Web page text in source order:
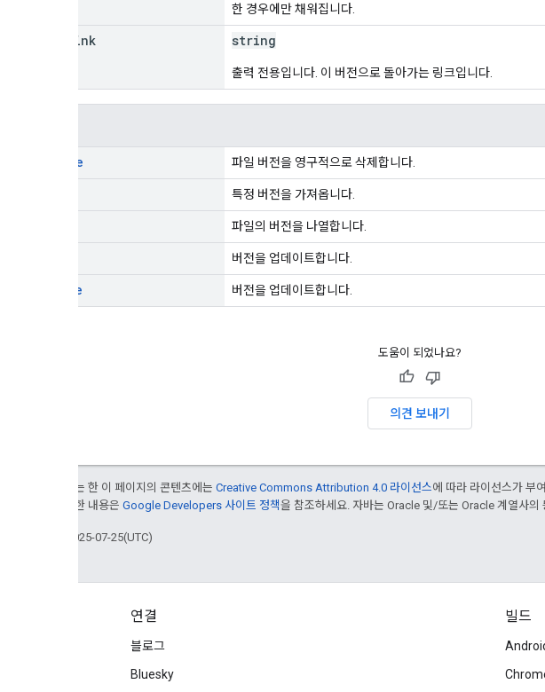
한 경우에만 채워집니다.
Link string
출력 전용입니다. 이 버전으로 돌아가는 링크입니다.
delete 파일 버전을 영구적으로 삭제합니다.
특정 버전을 가져옵니다.
파일의 버전을 나열합니다.
버전을 업데이트합니다.
update 버전을 업데이트합니다.
도움이 되었나요?
의견 보내기
달리 명시되지 않는 한 이 페이지의 콘텐츠에는 Creative Commons Attribution 4.0 라이선스에 따라 라이선스가 부
부여됩니다. 자세한 내용은 Google Developers 사이트 정책을 참조하세요. 자바는 Oracle 및/또는 Oracle 계열사의
최종 업데이트: 2025-07-25(UTC)
연결
블로그
Bluesky
빌드